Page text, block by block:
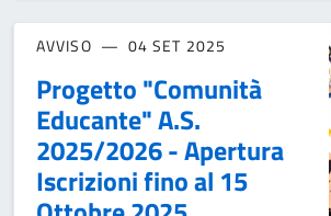
AVVISO 04 SET 2025
Progetto "Comunità
Educante" A.S.
2025/2026 - Apertura
Iscrizioni fino al 15